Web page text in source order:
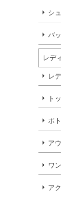
シ
バ
レデ
レ
ト
ボ
ア
ワ
ア